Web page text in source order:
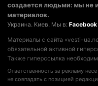
создается людьми: мы не
материалов.
Украина. Киев. Мы в: Facebook
Материалы с сайта «vesti-
обязательной активной
Также гиперссылка
Ответственность за рекламу
не совпадать с позицией